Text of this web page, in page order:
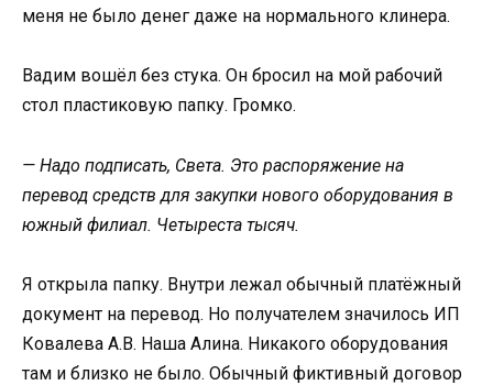
меня не было денег даже на нормального клинера.
Вадим вошёл без стука. Он бросил на мой рабочий
стол пластиковую папку. Громко.
— Надо подписать, Света. Это распоряжение на
перевод средств для закупки нового оборудования в
южный филиал. Четыреста тысяч.
Я открыла папку. Внутри лежал обычный платёжный
документ на перевод. Но получателем значилось ИП
Ковалева А.В. Наша Алина. Никакого оборудования
там и близко не было. Обычный фиктивный договор